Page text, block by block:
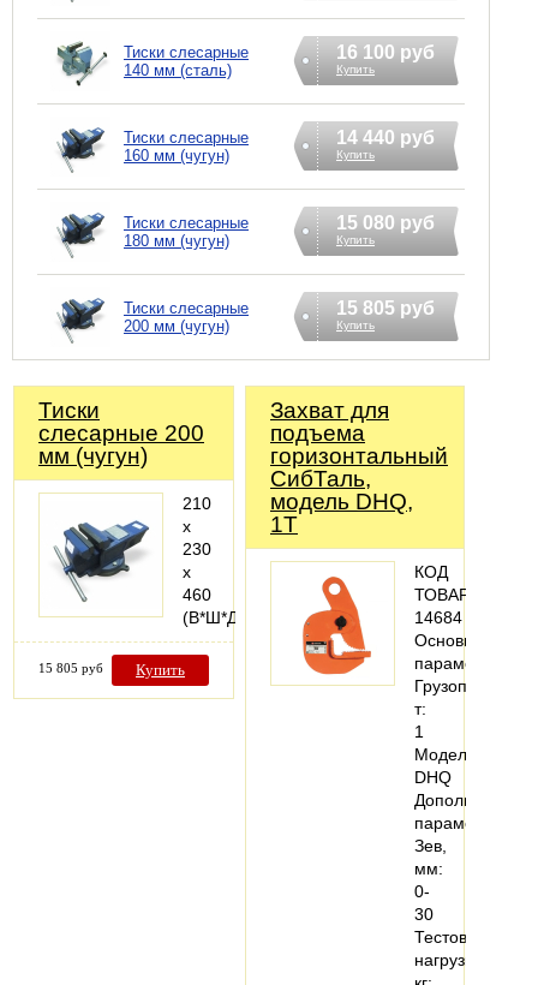
Тиски слесарные
140 мм (сталь)
16 100 руб
Купить
Тиски слесарные
160 мм (чугун)
14 440 руб
Купить
Тиски слесарные
180 мм (чугун)
15 080 руб
Купить
Тиски слесарные
200 мм (чугун)
15 805 руб
Купить
Тиски
слесарные 200
мм (чугун)
210
х
230
х
460
(В*Ш*Д)
15 805 руб Купить
Захват для
подъема
горизонтальный
СибТаль,
модель DHQ,
1Т
КОД
ТОВАРА:
14684
Основные
параметры
т:
1
Модель:
DHQ
параметры
Зев,
мм:
0-
30
Тестовая
нагрузка,